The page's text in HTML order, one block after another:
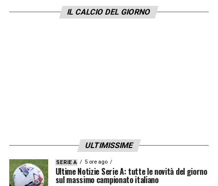
QUALIFICATA IN CONFERENCE LEAGUE:
IL CALCIO DEL GIORNO
ULTIMISSIME
SERIE A 5 ore ago
Ultime Notizie Serie A: tutte le novità del giorno
sul massimo campionato italiano